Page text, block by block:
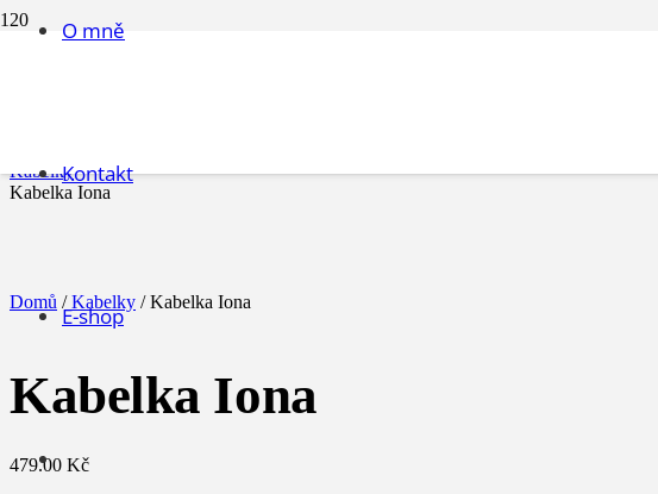
O mně
Kontakt
E-shop
Kabelky
Kabelka Iona
Domů /Kabelky / Kabelka Iona
Kabelka Iona
479.00 Kč